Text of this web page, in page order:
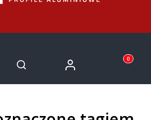
Otwórz wyszukiwarkę
Szukaj Zaloguj się Produkty
Koszyk